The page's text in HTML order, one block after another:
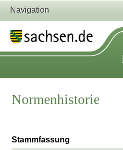
Navigation
Normenhistorie
Stammfassung